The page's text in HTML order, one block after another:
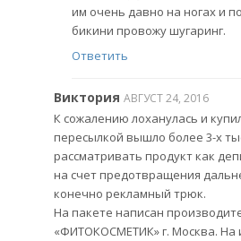
им очень давно на ногах и
бикини провожу шугаринг.
Ответить
Виктория АВГУСТ 24, 2016
К сожалению лоханулась и
пересылкой вышло более 3-х
рассматривать продукт как
на счет предотвращения
конечно рекламный трюк.
На пакете написан
«ФИТОКОСМЕТИК» г. Москва. На